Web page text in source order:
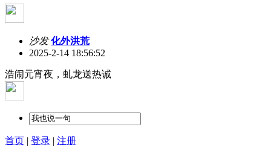
沙发 化外洪荒
2025-2-14 18:56:52
浩闹元宵夜，虬龙送热诚
首页 | 登录 | 注册